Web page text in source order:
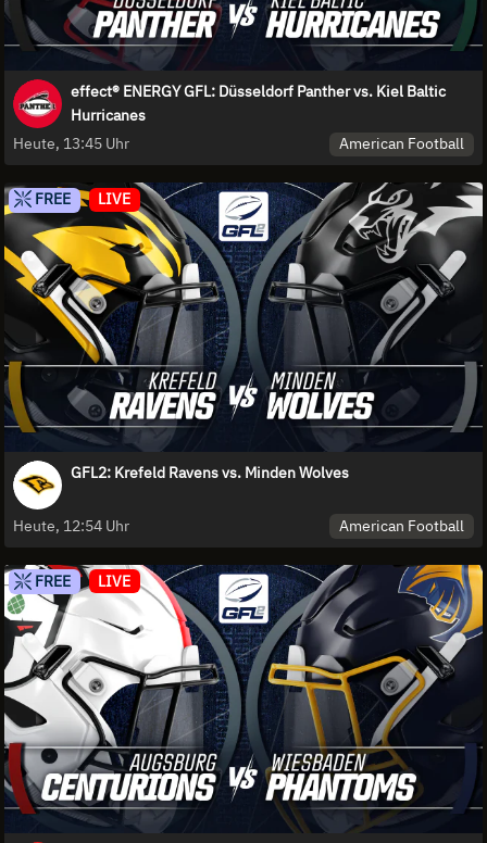
effect® ENERGY GFL: Düsseldorf Panther vs. Kiel Baltic
Hurricanes
Heute, 13:45 Uhr
American Football
FREE LIVE
GFL2: Krefeld Ravens vs. Minden Wolves
Heute, 12:54 Uhr American Football
FREE LIVE